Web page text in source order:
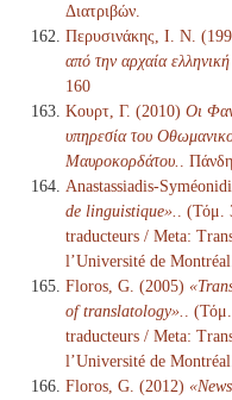
Διατριβών.
Περυσινάκης, Ι. Ν.
από την αρχαία ελληνική
160
Κουρτ, Γ. (2010) Οι
υπηρεσία του
Μαυροκορδάτου.
.
Anastassiadis-
de linguistique».
.
traducteurs / Meta:
l’Université de
Floros, G. (2005)
of translatology».
.
traducteurs / Meta:
l’Université de Montréal.
Floros, G. (2012)